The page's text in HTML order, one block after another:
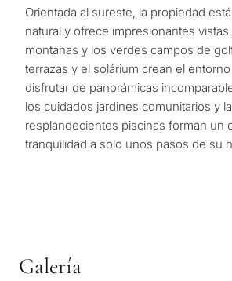
Orientada al sureste, la propiedad
natural y ofrece impresionantes vistas
montañas y los verdes campos de
terrazas y el solárium crean el
disfrutar de panorámicas
los cuidados jardines comunitarios y
resplandecientes piscinas forman un
tranquilidad a solo unos pasos de su
Galería